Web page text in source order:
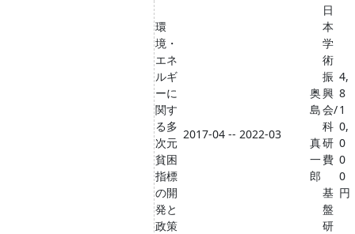
環
境・
エネ
ルギ
ーに
関す
る多
次元
貧困
指標
の開
発と
政策
2017-04 -- 2022-03
奥
島
真
一
郎
日
本
学
術
振
興
会/
科
研
費
基
盤
研
4,
8
1
0,
0
0
0
円